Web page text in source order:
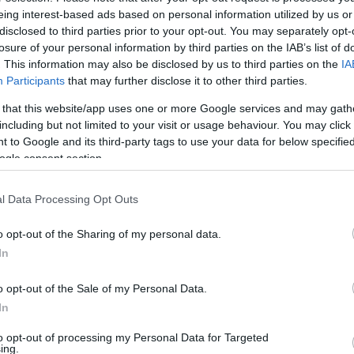
interest-based ads based on personal information utilized by us
to third parties prior to your opt-out. You may separately
of your personal information by third parties on the IAB’s list of
This information may also be disclosed by us to third parties on the
Participants that may further disclose it to other third parties.
that this website/app uses one or more Google services and may
but not limited to your visit or usage behaviour. You may
to Google and its third-party tags to use your data for below
consent section.
Data Processing Opt Outs
opt-out of the Sharing of my personal data.
opt-out of the Sale of my Personal Data.
opt-out of processing my Personal Data for Targeted
hazugabb szabályozás van” – a
kérdeztük a szakértőt
kampány Magyarországon – mi a különbség politikai és
ez egy magánlégitársaság” – nem
meghibásodás miatt tették-e ki
próbál nyilvános adatokat szerezni arról, mennyibe
a világot, folyamatosan falakba ütközik. Orbán Viktor